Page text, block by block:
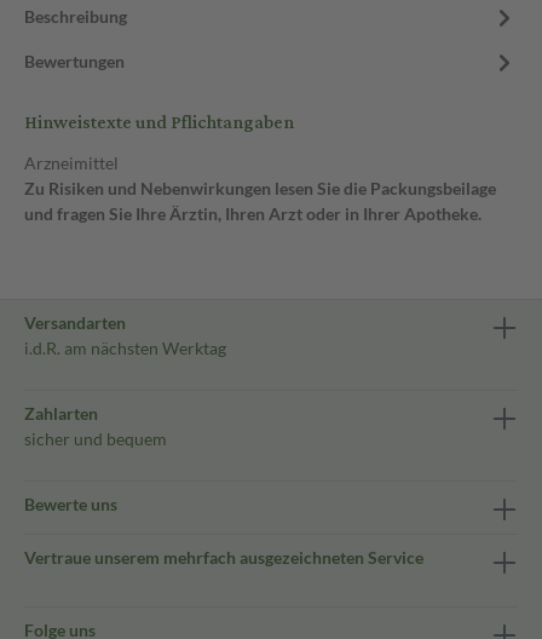
Beschreibung
Bewertungen
Hinweistexte und Pflichtangaben
Arzneimittel
Zu Risiken und Nebenwirkungen lesen Sie die Packungsbeilage
und fragen Sie Ihre Ärztin, Ihren Arzt oder in Ihrer Apotheke.
Versandarten
i.d.R. am nächsten Werktag
Zahlarten
sicher und bequem
Bewerte uns
Vertraue unserem mehrfach ausgezeichneten Service
Folge uns